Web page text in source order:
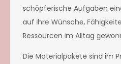
schöpferische Aufgaben
auf Ihre Wünsche,
Ressourcen im Alltag
Die Materialpakete sind im